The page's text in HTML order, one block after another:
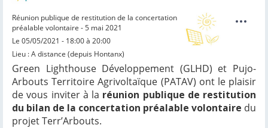
Réunion publique de restitution de la concertation
préalable volontaire - 5 mai 2021
Le 05/05/2021 - 18:00 à 20:00
Lieu : A distance (depuis Hontanx)
Green Lighthouse Développement (GLHD) et Pujo-
Arbouts Territoire Agrivoltaïque (PATAV) ont le plaisir
de vous inviter à la réunion publique de restitution
du bilan de la concertation préalable volontaire du
projet Terr’Arbouts.